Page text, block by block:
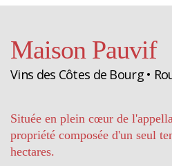
Maison Pauvif
Vins des Côtes de Bourg •
Située en plein cœur de
propriété composée d'un seul
hectares.